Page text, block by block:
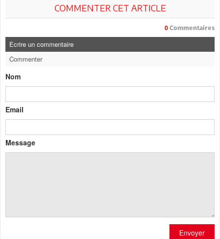
COMMENTER CET ARTICLE
0 Commentaires
Ecrire un commentaire
Commenter
Nom
Email
Message
Envoyer